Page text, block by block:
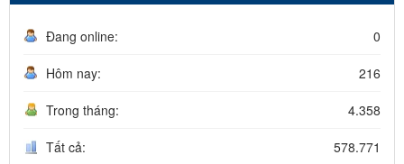
Đang online: 0
Hôm nay: 216
Trong tháng: 4.358
Tất cả: 578.771